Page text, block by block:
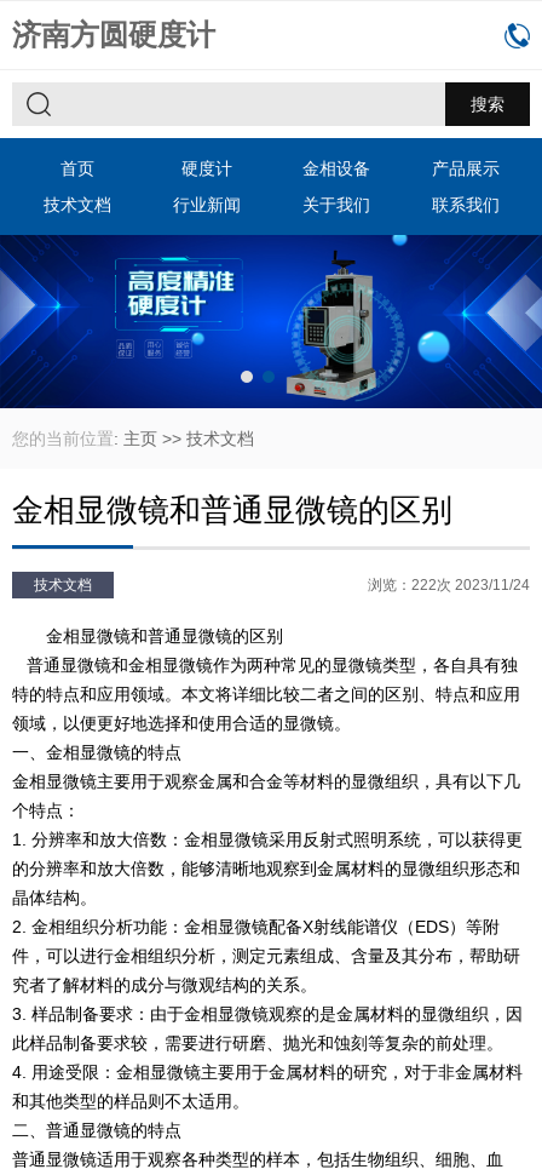
济南方圆硬度计
首页 硬度计 金相设备
产品展示
技术文档
行业新闻 关于我们 联系我们
您的当前位置: 主页 >> 技术文档
金相显微镜和普通显微镜的区别
技术文档 浏览：222次 2023/11/24
金相显微镜和普通显微镜的区别
普通显微镜和金相显微镜作为两种常见的显微镜类型，各自具有独
特的特点和应用领域。本文将详细比较二者之间的区别、特点和应用
领域，以便更好地选择和使用合适的显微镜。
一、金相显微镜的特点
金相显微镜主要用于观察金属和合金等材料的显微组织，具有以下几
个特点：
1. 分辨率和放大倍数：金相显微镜采用反射式照明系统，可以获得更
的分辨率和放大倍数，能够清晰地观察到金属材料的显微组织形态和
晶体结构。
2. 金相组织分析功能：金相显微镜配备X射线能谱仪（EDS）等附
件，可以进行金相组织分析，测定元素组成、含量及其分布，帮助研
究者了解材料的成分与微观结构的关系。
3. 样品制备要求：由于金相显微镜观察的是金属材料的显微组织，因
此样品制备要求较，需要进行研磨、抛光和蚀刻等复杂的前处理。
4. 用途受限：金相显微镜主要用于金属材料的研究，对于非金属材料
和其他类型的样品则不太适用。
二、普通显微镜的特点
普通显微镜适用于观察各种类型的样本，包括生物组织、细胞、血